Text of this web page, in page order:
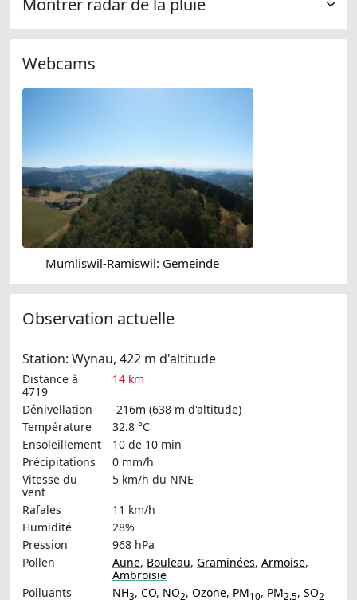
Montrer radar de la pluie
Webcams
Mumliswil-Ramiswil: Gemeinde
Observation actuelle
Station: Wynau, 422 m d'altitude
Distance à
4719
14 km
Dénivellation
-216m (638 m d'altitude)
Température
32.8 °C
Ensoleillement
10 de 10 min
Précipitations
0 mm/h
Vitesse du
vent
5 km/h du NNE
Rafales
11 km/h
Humidité
28%
Pression
968 hPa
Pollen
Aune, Bouleau, Graminées, Armoise,
Ambroisie
Polluants
NH3, CO, NO2, Ozone, PM10, PM2.5, SO2